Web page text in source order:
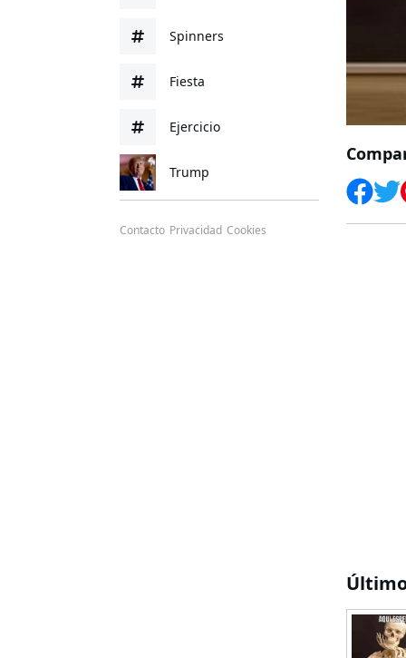
Spinners
Fiesta
Ejercicio
Trump
Contacto Privacidad Cookies